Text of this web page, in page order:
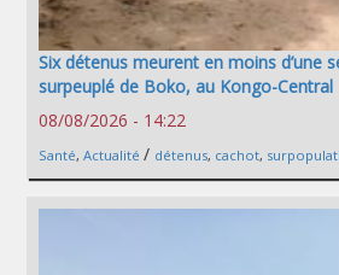
Six détenus meurent en moins d’une
surpeuplé de Boko, au Kongo-Central
08/08/2026 - 14:22
Santé, Actualité / détenus, cachot,